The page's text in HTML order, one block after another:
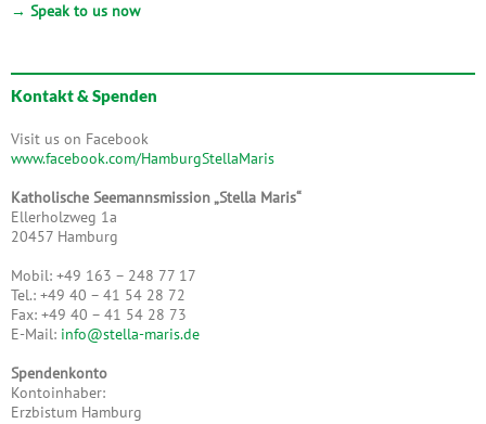
→ Speak to us now
Kontakt & Spenden
Visit us on Facebook
www.facebook.com/HamburgStellaMaris
Katholische Seemannsmission „Stella Maris“
Ellerholzweg 1a
20457 Hamburg
Mobil: +49 163 – 248 77 17
Tel.: +49 40 – 41 54 28 72
Fax: +49 40 – 41 54 28 73
E-Mail: info@stella-maris.de
Spendenkonto
Kontoinhaber:
Erzbistum Hamburg